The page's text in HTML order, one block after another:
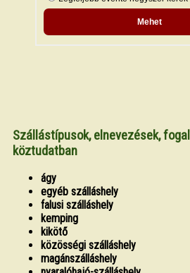
Szállástípusok, elnevezések,
köztudatban
ágy
egyéb szálláshely
falusi szálláshely
kemping
kikötő
közösségi szálláshely
magánszálláshely